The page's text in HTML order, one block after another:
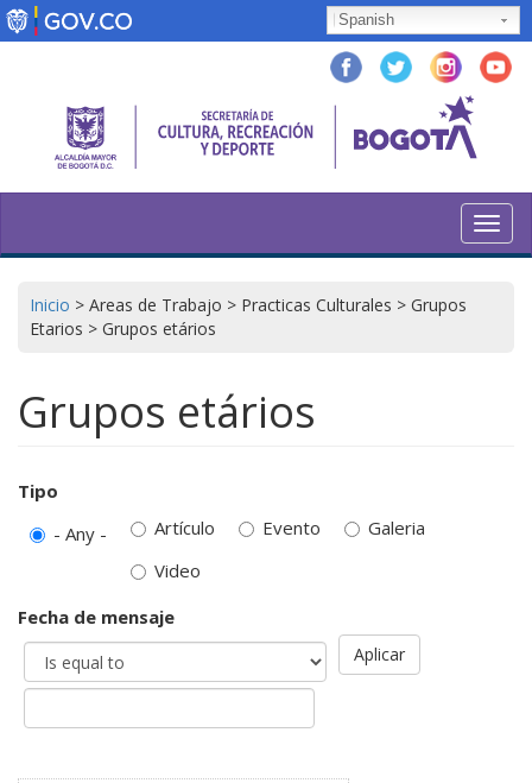
Skip
to
Spanish
Inicio > Areas de Trabajo > Practicas Culturales > Grupos
Etarios > Grupos etários
Grupos etários
Tipo
- Any -
Artículo Evento
Galeria
Video
Fecha de mensaje
Aplicar